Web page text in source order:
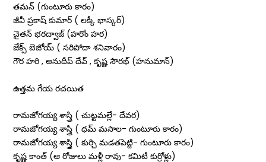
తమన్‌ (గుంటూరు కారం)
జీవీ ప్రకాష్‌ కుమార్‌ ( లక్కీ భాస్కర్‌)
చైతన్‌ భరద్వాజ్‌ (హరోం హర)
జేక్స్ బెజోయ్ ( సరిపోదా శనివారం)
గౌర హరి , అనుదీప్ దేవ్ , కృష్ణ సౌరభ్ (హనుమాన్‌)
ఉత్తమ గేయ రచయిత
రామజోగయ్య శాస్త్రి ( చుట్టమల్లే- దేవర)
రామజోగయ్య శాస్త్రి ( ధమ్‌ మసాల- గుంటూరు కారం)
రామజోగయ్య శాస్త్రి ( కుర్చి మడతపెట్టి- గుంటూరు కారం)
కృష్ణ కాంత్‌ (ఆ రోజులు మళ్లీ రావు- కమిటీ కుర్రోళ్లు)